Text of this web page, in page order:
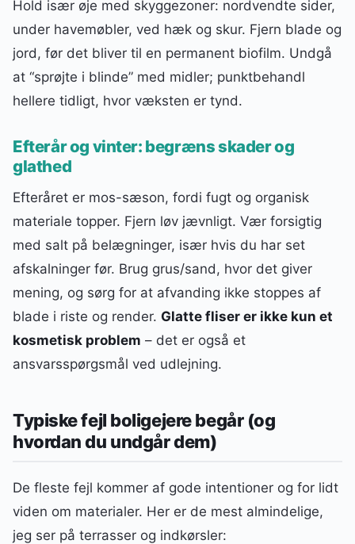
Hold især øje med skyggezoner: nordvendte sider,
under havemøbler, ved hæk og skur. Fjern blade og
jord, før det bliver til en permanent biofilm. Undgå
at “sprøjte i blinde” med midler; punktbehandl
hellere tidligt, hvor væksten er tynd.
Efterår og vinter: begræns skader og
glathed
Efteråret er mos-sæson, fordi fugt og organisk
materiale topper. Fjern løv jævnligt. Vær forsigtig
med salt på belægninger, især hvis du har set
afskalninger før. Brug grus/sand, hvor det giver
mening, og sørg for at afvanding ikke stoppes af
blade i riste og render. Glatte fliser er ikke kun et
kosmetisk problem – det er også et
ansvarsspørgsmål ved udlejning.
Typiske fejl boligejere begår (og
hvordan du undgår dem)
De fleste fejl kommer af gode intentioner og for lidt
viden om materialer. Her er de mest almindelige,
jeg ser på terrasser og indkørsler: